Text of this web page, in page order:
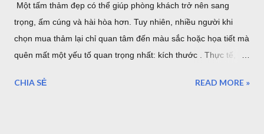
Một tấm thảm đẹp có thể giúp phòng khách trở nên sang
trọng, ấm cúng và hài hòa hơn. Tuy nhiên, nhiều người khi
chọn mua thảm lại chỉ quan tâm đến màu sắc hoặc họa tiết mà
quên mất một yếu tố quan trọng nhất: kích thước . Thực tế,
cân đối. Ngược lại, thảm quá lớn có thể làm không gian trở
CHIA SẺ READ MORE »